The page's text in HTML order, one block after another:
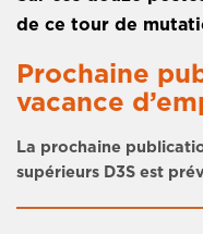
de ce tour de
Prochaine
vacance
La prochaine
supérieurs D3S est